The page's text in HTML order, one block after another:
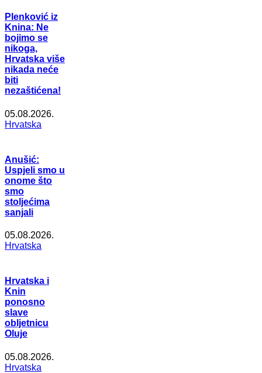
Plenković iz
Knina: Ne
bojimo se
nikoga,
Hrvatska više
nikada neće
biti
nezaštićena!
05.08.2026.
Hrvatska
Anušić:
Uspjeli smo u
onome što
smo
stoljećima
sanjali
05.08.2026.
Hrvatska
Hrvatska i
Knin
ponosno
slave
obljetnicu
Oluje
05.08.2026.
Hrvatska